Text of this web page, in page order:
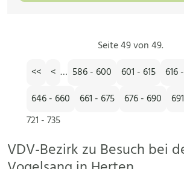
Seite 49 von 49.
<<
< … 586 - 600 601 - 615 616
646 - 660
661 - 675 676 - 690
721 - 735
VDV-Bezirk zu Besuch bei